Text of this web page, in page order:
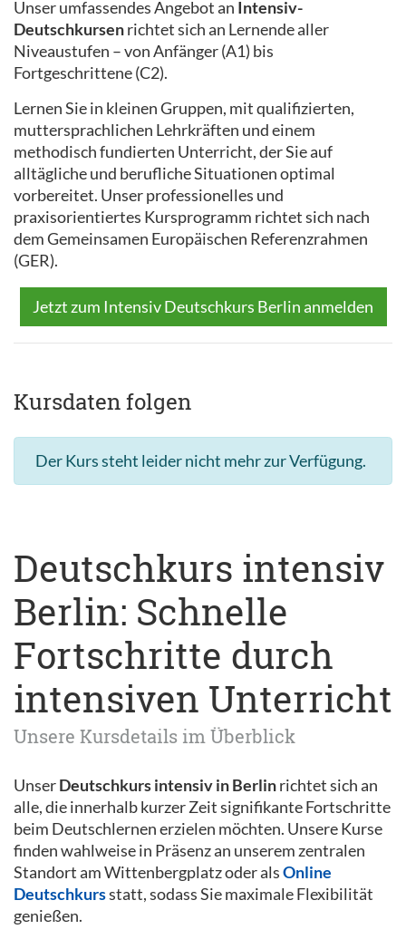
Unser umfassendes Angebot an Intensiv-
Deutschkursenrichtet sich an Lernende aller
Niveaustufen – von Anfänger (A1) bis
Fortgeschrittene (C2).
Lernen Sie in kleinen Gruppen, mit qualifizierten,
muttersprachlichen Lehrkräften und einem
methodisch fundierten Unterricht, der Sie auf
alltägliche und berufliche Situationen optimal
vorbereitet. Unser professionelles und
praxisorientiertes Kursprogramm richtet sich nach
dem Gemeinsamen Europäischen Referenzrahmen
(GER).
Jetzt zum Intensiv Deutschkurs Berlin anmelden
Kursdaten folgen
Der Kurs steht leider nicht mehr zur Verfügung.
Deutschkurs intensiv
Berlin: Schnelle
Fortschritte durch
intensiven Unterricht
Unsere Kursdetails im Überblick
UnserDeutschkurs intensiv in Berlinrichtet sich an
alle, die innerhalb kurzer Zeit signifikante Fortschritte
beim Deutschlernen erzielen möchten. Unsere Kurse
finden wahlweise in Präsenz an unserem zentralen
Standort am Wittenbergplatz oder alsOnline
Deutschkursstatt, sodass Sie maximale Flexibilität
genießen.